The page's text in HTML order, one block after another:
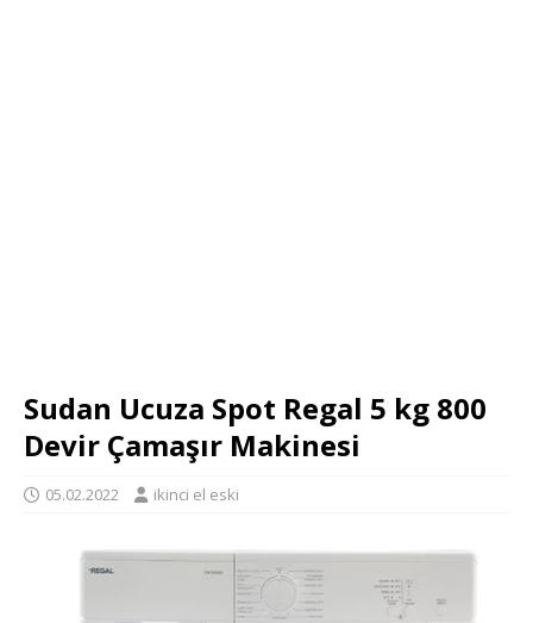
Sudan Ucuza Spot Regal 5 kg 800
Devir Çamaşır Makinesi
05.02.2022 ikinci el eski